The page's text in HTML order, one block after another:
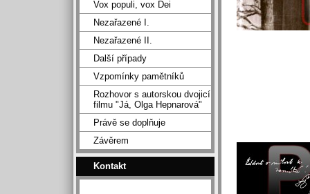
Vox populi, vox Dei
Nezařazené I.
Nezařazené II.
Další případy
Vzpomínky pamětníků
Rozhovor s autorskou dvojicí
filmu "Já, Olga Hepnarová"
Právě se doplňuje
Závěrem
Kontakt